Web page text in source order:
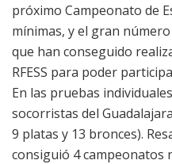
próximo Campeonato de
mínimas, y el gran
que han conseguido
RFESS para poder
En las pruebas
socorristas del
9 platas y 13 bronces).
consiguió 4 campeonatos